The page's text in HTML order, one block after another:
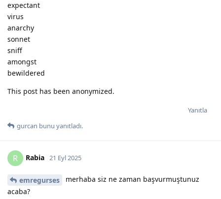
expectant
virus
anarchy
sonnet
sniff
amongst
bewildered
This post has been anonymized.
Yanıtla
gurcan bunu yanıtladı.
R Rabia 21 Eyl 2025
emregurses
merhaba siz ne zaman başvurmuştunuz
acaba?